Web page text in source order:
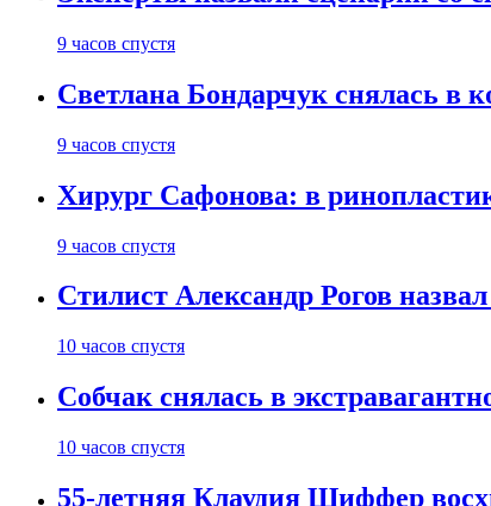
9 часов спустя
Светлана Бондарчук снялась в
9 часов спустя
Хирург Сафонова: в
9 часов спустя
Стилист Александр Рогов
10 часов спустя
Собчак снялась в
10 часов спустя
55-летняя Клаудия Шиффер